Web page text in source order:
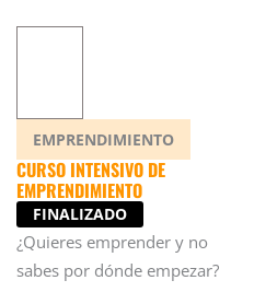
EMPRENDIMIENTO
CURSO INTENSIVO DE
EMPRENDIMIENTO
FINALIZADO
¿Quieres emprender y no
sabes por dónde empezar?